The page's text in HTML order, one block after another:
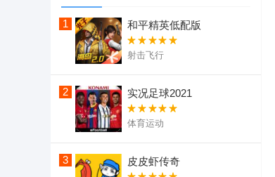
1 和平精英低配版
射击飞行
2 实况足球2021
体育运动
3 皮皮虾传奇